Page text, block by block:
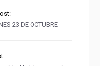
23 DE OCTUBRE